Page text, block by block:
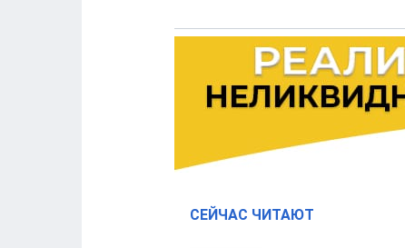
СЕЙЧАС ЧИТАЮТ